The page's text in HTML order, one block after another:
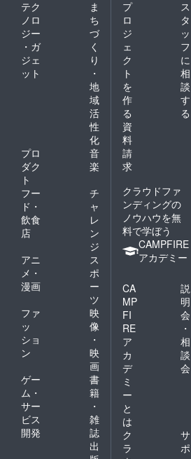
テク
ノロ
ジー
・ガ
ジェ
ット
ま
ち
づ
く
り
・
地
域
活
性
化
プロ
ダク
ト
音
楽
フー
ド・
飲食
店
チ
ャ
レ
ン
ジ
アニ
メ・
漫画
ス
ポ
ー
ツ
ファ
ッ
ショ
ン
映
像
・
映
画
ゲー
ム・
サー
ビス
開発
書
籍
・
雑
誌
出
プ
ロ
ジ
ェ
ク
ト
を
作
る
ス
タ
ッ
フ
に
相
談
す
る
資
料
請
求
クラウドファ
ンディングの
ノウハウを無
料で学ぼう
CAMPFIRE
アカデミー
CA
MP
FI
RE
ア
カ
デ
ミ
ー
と
は
説
明
会
・
相
談
会
ク
ラ
サ
ポ